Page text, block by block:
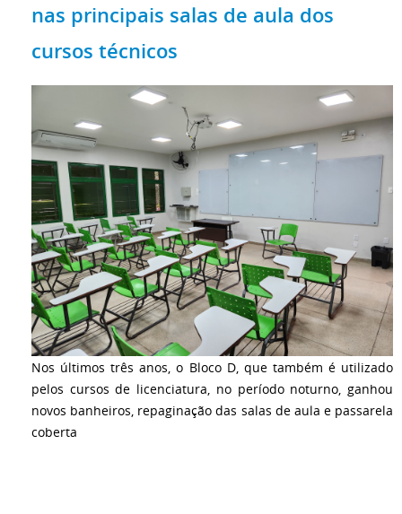
nas principais salas de aula dos
cursos técnicos
Nos últimos três anos, o Bloco D, que também é utilizado
pelos cursos de licenciatura, no período noturno, ganhou
novos banheiros, repaginação das salas de aula e passarela
coberta